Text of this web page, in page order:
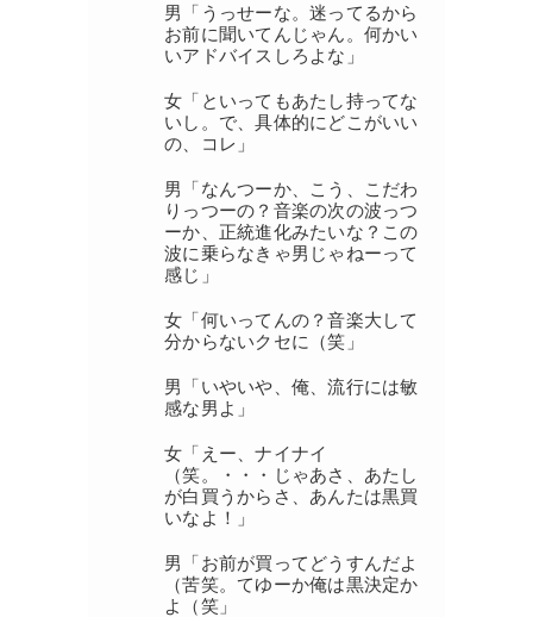
男「うっせーな。迷ってるから
お前に聞いてんじゃん。何かい
いアドバイスしろよな」
女「といってもあたし持ってな
いし。で、具体的にどこがいい
の、コレ」
男「なんつーか、こう、こだわ
りっつーの？音楽の次の波っつ
ーか、正統進化みたいな？この
波に乗らなきゃ男じゃねーって
感じ」
女「何いってんの？音楽大して
分からないクセに（笑」
男「いやいや、俺、流行には敏
感な男よ」
女「えー、ナイナイ
（笑。・・・じゃあさ、あたし
が白買うからさ、あんたは黒買
いなよ！」
男「お前が買ってどうすんだよ
（苦笑。てゆーか俺は黒決定か
よ（笑」